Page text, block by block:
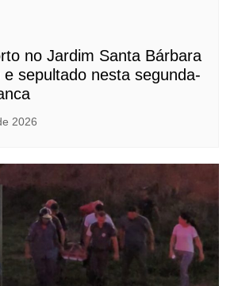
no Jardim Santa Bárbara
sepultado nesta segunda-
2026